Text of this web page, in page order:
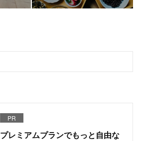
PR
プレミアムプランでもっと自由な